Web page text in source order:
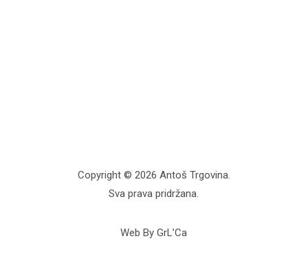
Copyright © 2026 Antoš Trgovina.
Sva prava pridržana.
Web By GrL’Ca